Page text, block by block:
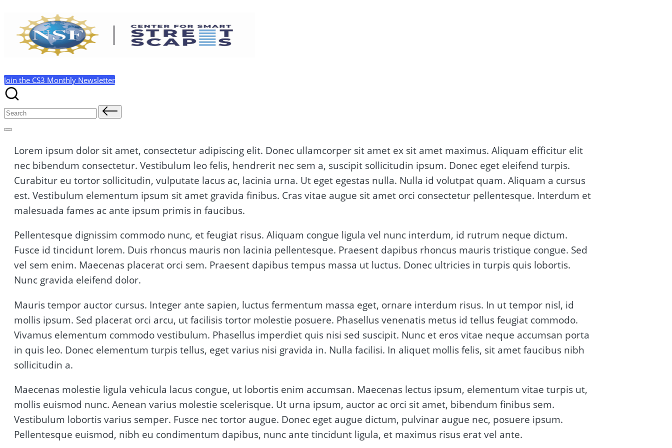
content
Join the CS3 Monthly Newsletter
Search
Lorem ipsum dolor sit amet, consectetur adipiscing elit. Donec ullamcorper sit amet ex sit amet maximus. Aliquam efficitur elit
nec bibendum consectetur. Vestibulum leo felis, hendrerit nec sem a, suscipit sollicitudin ipsum. Donec eget eleifend turpis.
Curabitur eu tortor sollicitudin, vulputate lacus ac, lacinia urna. Ut eget egestas nulla. Nulla id volutpat quam. Aliquam a cursus
est. Vestibulum elementum ipsum sit amet gravida finibus. Cras vitae augue sit amet orci consectetur pellentesque. Interdum et
malesuada fames ac ante ipsum primis in faucibus.
Pellentesque dignissim commodo nunc, et feugiat risus. Aliquam congue ligula vel nunc interdum, id rutrum neque dictum.
Fusce id tincidunt lorem. Duis rhoncus mauris non lacinia pellentesque. Praesent dapibus rhoncus mauris tristique congue. Sed
vel sem enim. Maecenas placerat orci sem. Praesent dapibus tempus massa ut luctus. Donec ultricies in turpis quis lobortis.
Nunc gravida eleifend dolor.
Mauris tempor auctor cursus. Integer ante sapien, luctus fermentum massa eget, ornare interdum risus. In ut tempor nisl, id
mollis ipsum. Sed placerat orci arcu, ut facilisis tortor molestie posuere. Phasellus venenatis metus id tellus feugiat commodo.
Vivamus elementum commodo vestibulum. Phasellus imperdiet quis nisi sed suscipit. Nunc et eros vitae neque accumsan porta
in quis leo. Donec elementum turpis tellus, eget varius nisi gravida in. Nulla facilisi. In aliquet mollis felis, sit amet faucibus nibh
sollicitudin a.
Maecenas molestie ligula vehicula lacus congue, ut lobortis enim accumsan. Maecenas lectus ipsum, elementum vitae turpis ut,
mollis euismod nunc. Aenean varius molestie scelerisque. Ut urna ipsum, auctor ac orci sit amet, bibendum finibus sem.
Vestibulum lobortis varius semper. Fusce nec tortor augue. Donec eget augue dictum, pulvinar augue nec, posuere ipsum.
Pellentesque euismod, nibh eu condimentum dapibus, nunc ante tincidunt ligula, et maximus risus erat vel ante.